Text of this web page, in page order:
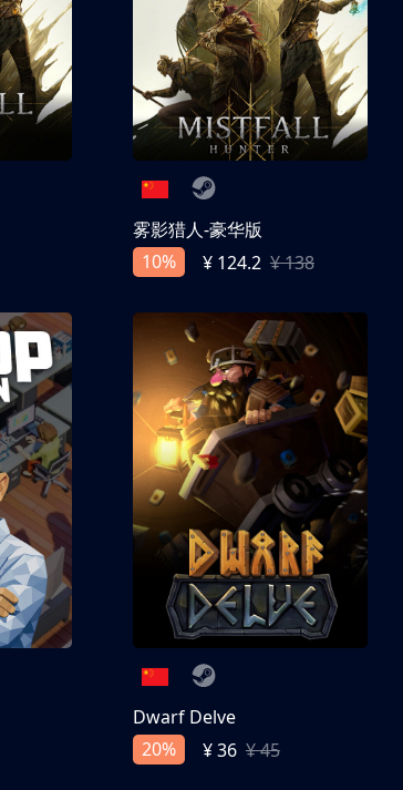
雾影猎人-豪华版
10%
¥ 124.2 ¥ 138
Dwarf Delve
20%
¥ 36 ¥ 45